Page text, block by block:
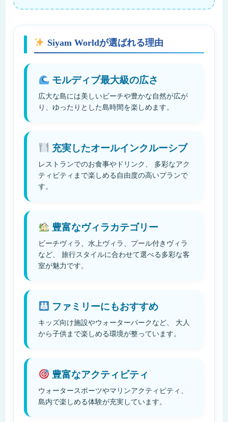
Siyam Worldが選ばれる理由
モルディブ最大級の広さ
広大な島には美しいビーチや豊かな自然が広が
り、ゆったりとした島時間を楽しめます。
充実したオールインクルーシブ
レストランでのお食事やドリンク、 多彩なアク
ティビティまで楽しめる自由度の高いプランで
す。
豊富なヴィラカテゴリー
ビーチヴィラ、水上ヴィラ、プール付きヴィラ
など、 旅行スタイルに合わせて選べる多彩な客
室が魅力です。
ファミリーにもおすすめ
キッズ向け施設やウォーターパークなど、 大人
から子供まで楽しめる環境が整っています。
豊富なアクティビティ
ウォータースポーツやマリンアクティビティ、
島内で楽しめる体験が充実しています。